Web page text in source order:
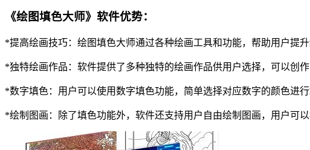
《绘图填色大师》软件优势：
*提高绘画技巧：绘图填色大师通过各种绘画工具和功能，帮助用户提
*独特绘画作品：软件提供了多种独特的绘画作品供用户选择，可以创
*数字填色：用户可以使用数字填色功能，简单选择对应数字的颜色进
*绘制图画：除了填色功能外，软件还支持用户自由绘制图画，用户可